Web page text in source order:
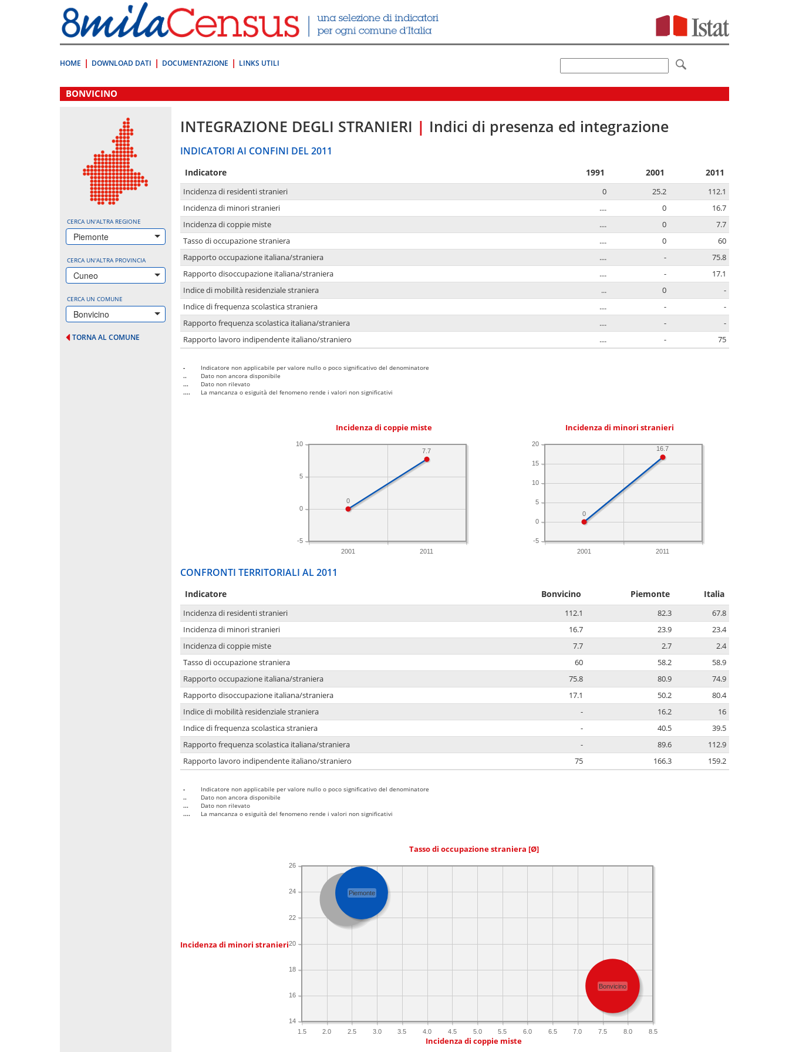
direttamente
a:
Contenuto
HOME DOWNLOAD DATI DOCUMENTAZIONE LINKS UTILI
.
BONVICINO
CERCA UN'ALTRA REGIONE
Piemonte
CERCA UN'ALTRA PROVINCIA
Cuneo
CERCA UN COMUNE
Bonvicino
TORNA AL COMUNE
INTEGRAZIONE DEGLI STRANIERI | Indici di presenza ed integrazione
INDICATORI AI CONFINI DEL 2011
Indicatore 1991 2001 2011
Incidenza di residenti stranieri 0 25.2
112.1
Incidenza di minori stranieri
.... 0
16.7
Incidenza di coppie miste
.... 0
7.7
Tasso di occupazione straniera
.... 0
60
Rapporto occupazione italiana/straniera
.... -
75.8
Rapporto disoccupazione italiana/straniera
.... -
17.1
Indice di mobilità residenziale straniera
... 0
-
Indice di frequenza scolastica straniera
.... -
-
Rapporto frequenza scolastica italiana/straniera
.... -
-
Rapporto lavoro indipendente italiano/straniero
.... - 75
-
Indicatore non applicabile per valore nullo o poco significativo del denominatore
..
Dato non ancora disponibile
...
Dato non rilevato
....
La mancanza o esiguità del fenomeno rende i valori non significativi
Incidenza di coppie miste
2001 2011
-5
0
5
10
7.7
0
Incidenza di minori stranieri
2001 2011
-5
0
5
10
15
20
16.7
0
CONFRONTI TERRITORIALI AL 2011
Indicatore Bonvicino Piemonte Italia
Incidenza di residenti stranieri 112.1 82.3
67.8
Incidenza di minori stranieri
16.7 23.9
23.4
Incidenza di coppie miste
7.7 2.7
2.4
Tasso di occupazione straniera
60 58.2
58.9
Rapporto occupazione italiana/straniera
75.8 80.9
74.9
Rapporto disoccupazione italiana/straniera
17.1 50.2
80.4
Indice di mobilità residenziale straniera
- 16.2
16
Indice di frequenza scolastica straniera
- 40.5
39.5
Rapporto frequenza scolastica italiana/straniera
- 89.6
112.9
Rapporto lavoro indipendente italiano/straniero
75 166.3 159.2
-
Indicatore non applicabile per valore nullo o poco significativo del denominatore
..
Dato non ancora disponibile
...
Dato non rilevato
....
La mancanza o esiguità del fenomeno rende i valori non significativi
Tasso di occupazione straniera [Ø]
Incidenza di minori stranieri
1.5 2.0 2.5 3.0 3.5 4.0 4.5 5.0 5.5 6.0 6.5 7.0 7.5 8.0 8.5
14
16
18
20
22
24
26
Bonvicino
Italia
Piemonte
Incidenza di coppie miste